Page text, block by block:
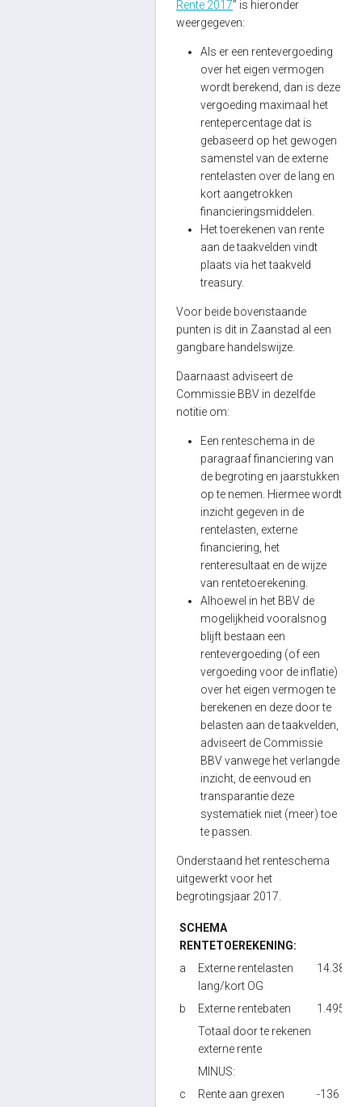
Rente 2017” is hieronder
weergegeven:
Als er een rentevergoeding
over het eigen vermogen
wordt berekend, dan is deze
vergoeding maximaal het
rentepercentage dat is
gebaseerd op het gewogen
samenstel van de externe
rentelasten over de lang en
kort aangetrokken
financieringsmiddelen.
Het toerekenen van rente
aan de taakvelden vindt
plaats via het taakveld
treasury.
Voor beide bovenstaande
punten is dit in Zaanstad al een
gangbare handelswijze.
Daarnaast adviseert de
Commissie BBV in dezelfde
notitie om:
Een renteschema in de
paragraaf financiering van
de begroting en jaarstukken
op te nemen. Hiermee wordt
inzicht gegeven in de
rentelasten, externe
financiering, het
renteresultaat en de wijze
van rentetoerekening.
Alhoewel in het BBV de
mogelijkheid vooralsnog
blijft bestaan een
rentevergoeding (of een
vergoeding voor de inflatie)
over het eigen vermogen te
berekenen en deze door te
belasten aan de taakvelden,
adviseert de Commissie
BBV vanwege het verlangde
inzicht, de eenvoud en
transparantie deze
systematiek niet (meer) toe
te passen.
Onderstaand het renteschema
uitgewerkt voor het
begrotingsjaar 2017.
SCHEMA
RENTETOEREKENING:
a
Externe rentelasten
lang/kort OG
14.386
b Externe rentebaten
1.495
Totaal door te rekenen
externe rente
MINUS:
c
Rente aan grexen
-136